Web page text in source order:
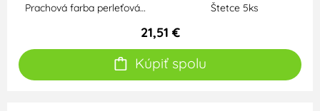
Prachová farba perleťová… Štetce 5ks
21,51 €
Kúpiť spolu